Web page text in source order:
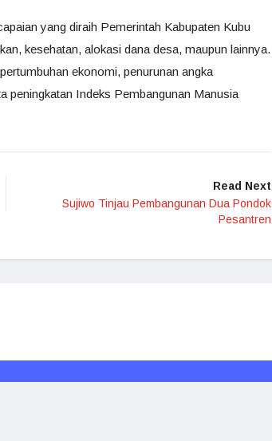
yang diraih Pemerintah Kabupaten Kubu
kesehatan, alokasi dana desa, maupun lainnya.
ekonomi, penurunan angka
peningkatan Indeks Pembangunan Manusia
Read Next
Sujiwo Tinjau Pembangunan Dua Pondok
Pesantren